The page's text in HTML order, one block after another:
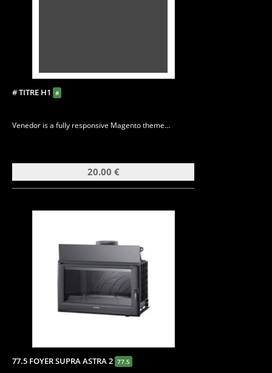
# TITRE H1 #
Venedor is a fully responsive Magento theme...
20.00 €
77.5 FOYER SUPRA ASTRA 2 77.5